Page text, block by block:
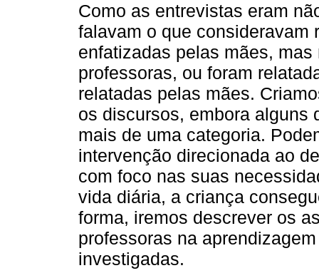
Como as entrevistas eram
falavam o que consideravam
enfatizadas pelas mães,
professoras, ou foram
relatadas pelas mães.
os discursos, embora alguns
mais de uma categoria.
intervenção direcionada ao
com foco nas suas
vida diária, a criança
forma, iremos descrever os
professoras na
investigadas.